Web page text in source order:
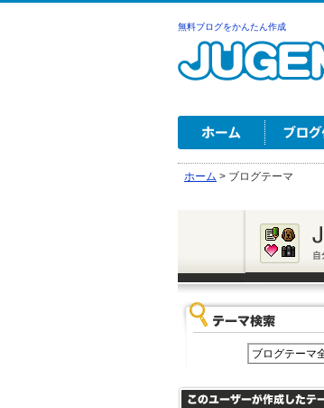
無料ブログをかんたん作成
ホーム > ブログテーマ